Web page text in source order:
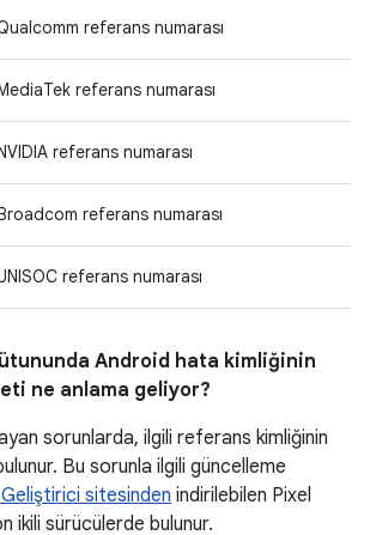
referans numarası
referans numarası
referans numarası
referans numarası
referans numarası
Android hata kimliğinin
ne anlama geliyor?
sorunlarda, ilgili referans kimliğinin
Bu sorunla ilgili güncelleme
sitesinden indirilebilen Pixel
ikili sürücülerde bulunur.